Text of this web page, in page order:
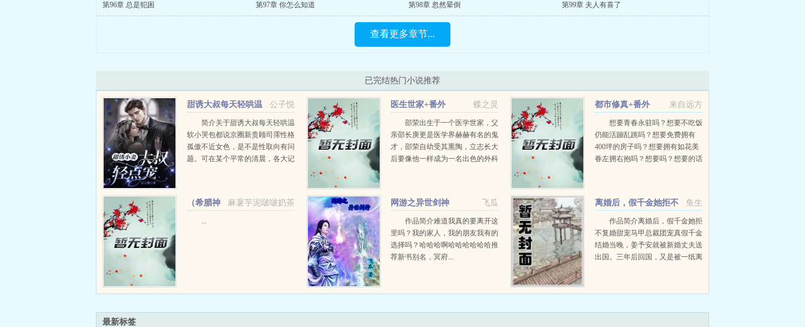
第96章 总是犯困 第97章 你怎么知道 第98章 忽然晕倒 第99章 夫人有喜了
查看更多章节...
已完结热门小说推荐
公子悦
甜诱大叔每天轻哄温
软小哭包
简介关于甜诱大叔每天轻哄温
软小哭包都说京圈新贵顾司霈性格
孤傲不近女色，是不是性取向有问
题。可在某个平常的清晨，各大记
少奶奶。有说人高腿长...
蝶之灵
医生世家+番外
邵荣出生于一个医学世家，父
亲邵长庚更是医学界赫赫有名的鬼
才，邵荣自幼受其熏陶，立志长大
后要像他一样成为一名出色的外科
的矛盾。真相渐渐浮出水面...
来自远方
都市修真+番外
想要青春永驻吗？想要不吃饭
仍能活蹦乱跳吗？想要免费拥有
400坪的房子吗？想要拥有如花美
眷左拥右抱吗？想要吗？想要的话
怀抱吧！天下真...
麻薯芋泥啵啵奶茶
（希腊神
...
飞瓜
网游之异世剑神
作品简介难道我真的要离开这
里吗？我的家人，我的朋友我有的
选择吗？哈哈哈啊哈哈哈哈哈哈推
荐新书别名，冥府...
鱼生
离婚后，假千金她拒不
复婚作品简介离婚后，假千金她拒
不复婚甜宠马甲总裁团宠真假千金
结婚当晚，姜予安就被新婚丈夫送
出国。三年后回国，又是被一纸离
无法忍各...
最新标签